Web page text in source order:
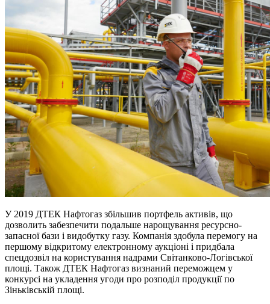
У 2019 ДТЕК Нафтогаз збільшив портфель активів, що
дозволить забезпечити подальше нарощування ресурсно-
запасної бази і видобутку газу. Компанія здобула перемогу на
першому відкритому електронному аукціоні і придбала
спецдозвіл на користування надрами Світанково-Логівської
площі. Також ДТЕК Нафтогаз визнаний переможцем у
конкурсі на укладення угоди про розподіл продукції по
Зіньківській площі.